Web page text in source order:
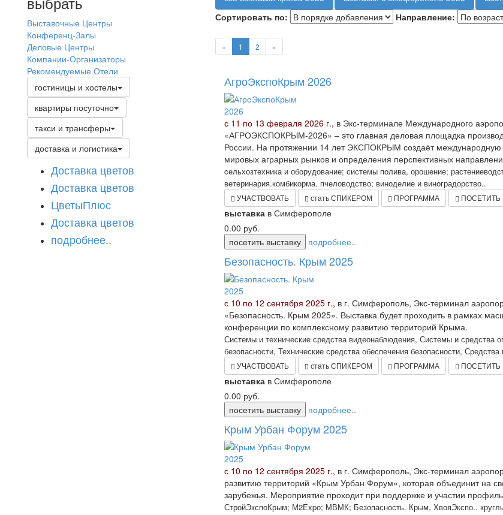
Выставочные Центры
Конференц-Залы
Деловые Центры
Компании-Организаторы
Рекомендуемые Отели
гостиницы и хостелы
квартиры посуточно
такси и трансферы
доставка и логистика
Доставка цветов
Доставка цветов
ЦветыПлюс
Доставка цветов
подробнее..
Сортировать по:
Направление:
« 1 2 »
АгроЭкспоКрым 2026
с 11 по 13 февраля 2026 г., в Экс-терминале Международного
«АГРОЭКСПОКРЫМ-2026» – это главная деловая площадка
России. На протяжении 14 лет ЭКСПОКРЫМ создаёт международную
мировых аграрных рынков и определения перспективных
cельхозтехника и оборудование; системы полива, орошение;
ветеринария.комбикорма. пчеловодство; виноделие и виноградорство..
УЧАСТВОВАТЬ стать СПИКЕРОМ ПРОГРАММА ПОСЕТИТЬ
выставка в Симферополе
0.00 руб.
посетить выставку
подробнее..
Безопасность. Крым 2025
с 10 по 12 сентября 2025 г., в г. Симферополь, Экс-терминал
«Безопасность. Крым 2025». Выставка будет проходить в рамках
конференции по комплексному развитию территорий Крыма.
Системы и технические средства видеонаблюдения, Системы и средства
безопасности, Технические средства обеспечения безопасности,
УЧАСТВОВАТЬ стать СПИКЕРОМ ПРОГРАММА ПОСЕТИТЬ
выставка в Симферополе
0.00 руб.
посетить выставку
подробнее..
Крым Урбан Форум 2025
с 10 по 12 сентября 2025 г., в г. Симферополь, Экс-терминал
развитию территорий «Крым Урбан Форум», которая объединит на
зарубежья. Мероприятие проходит при поддержке и участии
СтройЭкспоКрым; М2Expо; МВМК; Безопасность. Крым, ХвояЭкспо..